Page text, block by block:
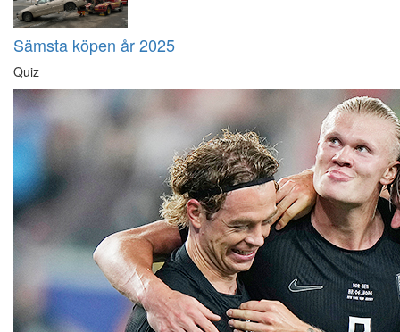
Sämsta köpen år 2025
Quiz